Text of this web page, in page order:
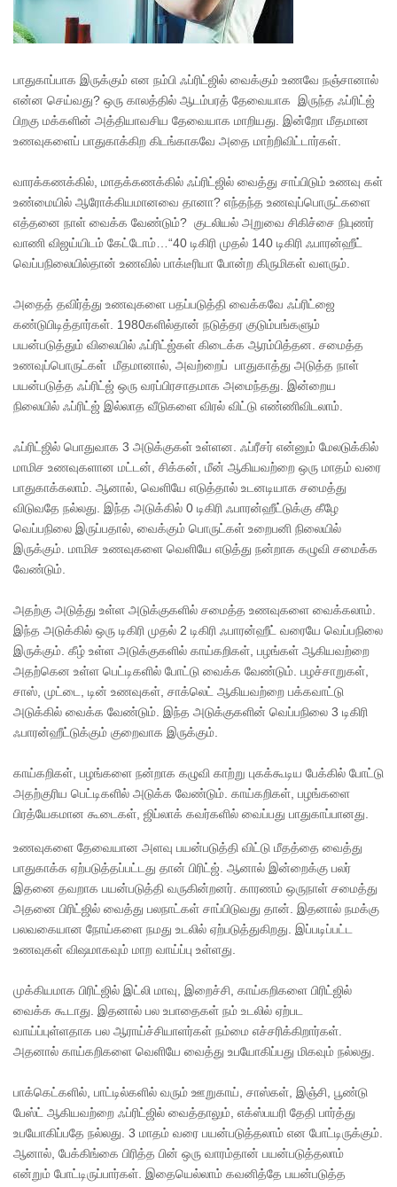
பாதுகாப்பாக இருக்கும் என நம்பி ஃப்ரிட்ஜில் வைக்கும் உணவே நஞ்சானால்
என்ன செய்வது? ஒரு காலத்தில் ஆடம்பரத் தேவையாக இருந்த ஃப்ரிட்ஜ்
பிறகு மக்களின் அத்தியாவசிய தேவையாக மாறியது. இன்றோ மீதமான
உணவுகளைப் பாதுகாக்கிற கிடங்காகவே அதை மாற்றிவிட்டார்கள்.
வாரக்கணக்கில், மாதக்கணக்கில் ஃப்ரிட்ஜில் வைத்து சாப்பிடும் உணவு கள்
உண்மையில் ஆரோக்கியமானவை தானா? எந்தந்த உணவுப்பொருட்களை
எத்தனை நாள் வைக்க வேண்டும்? குடலியல் அறுவை சிகிச்சை நிபுணர்
வாணி விஜய்யிடம் கேட்டோம்…“40 டிகிரி முதல் 140 டிகிரி ஃபாரன்ஹீட்
வெப்பநிலையில்தான் உணவில் பாக்டீரியா போன்ற கிருமிகள் வளரும்.
அதைத் தவிர்த்து உணவுகளை பதப்படுத்தி வைக்கவே ஃப்ரிட்ஜை
கண்டுபிடித்தார்கள். 1980களில்தான் நடுத்தர குடும்பங்களும்
பயன்படுத்தும் விலையில் ஃப்ரிட்ஜ்கள் கிடைக்க ஆரம்பித்தன. சமைத்த
உணவுப்பொருட்கள் மீதமானால், அவற்றைப் பாதுகாத்து அடுத்த நாள்
பயன்படுத்த ஃப்ரிட்ஜ் ஒரு வரப்பிரசாதமாக அமைந்தது. இன்றைய
நிலையில் ஃப்ரிட்ஜ் இல்லாத வீடுகளை விரல் விட்டு எண்ணிவிடலாம்.
ஃப்ரிட்ஜில் பொதுவாக 3 அடுக்குகள் உள்ளன. ஃப்ரீசர் என்னும் மேலடுக்கில்
மாமிச உணவுகளான மட்டன், சிக்கன், மீன் ஆகியவற்றை ஒரு மாதம் வரை
பாதுகாக்கலாம். ஆனால், வெளியே எடுத்தால் உடனடியாக சமைத்து
விடுவதே நல்லது. இந்த அடுக்கில் 0 டிகிரி ஃபாரன்ஹீட்டுக்கு கீழே
வெப்பநிலை இருப்பதால், வைக்கும் பொருட்கள் உறைபனி நிலையில்
இருக்கும். மாமிச உணவுகளை வெளியே எடுத்து நன்றாக கழுவி சமைக்க
வேண்டும்.
அதற்கு அடுத்து உள்ள அடுக்குகளில் சமைத்த உணவுகளை வைக்கலாம்.
இந்த அடுக்கில் ஒரு டிகிரி முதல் 2 டிகிரி ஃபாரன்ஹீட் வரையே வெப்பநிலை
இருக்கும். கீழ் உள்ள அடுக்குகளில் காய்கறிகள், பழங்கள் ஆகியவற்றை
அதற்கென உள்ள பெட்டிகளில் போட்டு வைக்க வேண்டும். பழச்சாறுகள்,
சாஸ், முட்டை, டின் உணவுகள், சாக்லெட் ஆகியவற்றை பக்கவாட்டு
அடுக்கில் வைக்க வேண்டும். இந்த அடுக்குகளின் வெப்பநிலை 3 டிகிரி
ஃபாரன்ஹீட்டுக்கும் குறைவாக இருக்கும்.
காய்கறிகள், பழங்களை நன்றாக கழுவி காற்று புகக்கூடிய பேக்கில் போட்டு
அதற்குரிய பெட்டிகளில் அடுக்க வேண்டும். காய்கறிகள், பழங்களை
பிரத்யேகமான கூடைகள், ஜிப்லாக் கவர்களில் வைப்பது பாதுகாப்பானது.
உணவுகளை தேவையான அளவு பயன்படுத்தி விட்டு மீதத்தை வைத்து
பாதுகாக்க ஏற்படுத்தப்பட்டது தான் பிரிட்ஜ். ஆனால் இன்றைக்கு பலர்
இதனை தவறாக பயன்படுத்தி வருகின்றனர். காரணம் ஒருநாள் சமைத்து
அதனை பிரிட்ஜில் வைத்து பலநாட்கள் சாப்பிடுவது தான். இதனால் நமக்கு
பலவகையான நோய்களை நமது உடலில் ஏற்படுத்துகிறது. இப்படிப்பட்ட
உணவுகள் விஷமாகவும் மாற வாய்ப்பு உள்ளது.
முக்கியமாக பிரிட்ஜில் இட்லி மாவு, இறைச்சி, காய்கறிகளை பிரிட்ஜில்
வைக்க கூடாது. இதனால் பல உபாதைகள் நம் உடலில் ஏற்பட
வாய்ப்புள்ளதாக பல ஆராய்ச்சியாளர்கள் நம்மை எச்சரிக்கிறார்கள்.
அதனால் காய்கறிகளை வெளியே வைத்து உபயோகிப்பது மிகவும் நல்லது.
பாக்கெட்களில், பாட்டில்களில் வரும் ஊறுகாய், சாஸ்கள், இஞ்சி, பூண்டு
பேஸ்ட் ஆகியவற்றை ஃப்ரிட்ஜில் வைத்தாலும், எக்ஸ்பயரி தேதி பார்த்து
உபயோகிப்பதே நல்லது. 3 மாதம் வரை பயன்படுத்தலாம் என போட்டிருக்கும்.
ஆனால், பேக்கிங்கை பிரித்த பின் ஒரு வாரம்தான் பயன்படுத்தலாம்
என்றும் போட்டிருப்பார்கள். இதையெல்லாம் கவனித்தே பயன்படுத்த